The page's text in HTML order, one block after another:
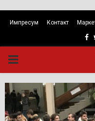
Импресум Контакт
PRIMARY
MENU